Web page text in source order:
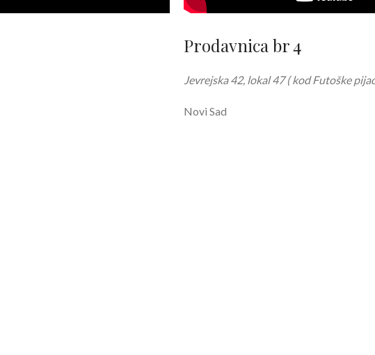
Prodavnica br 4
Jevrejska 42, lokal 47 ( kod Futoške
Novi Sad